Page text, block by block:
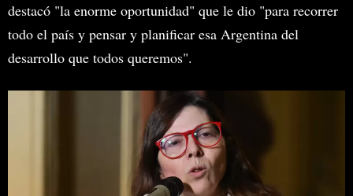
destacó "la enorme oportunidad" que le dio "para recorrer
todo el país y pensar y planificar esa Argentina del
desarrollo que todos queremos".